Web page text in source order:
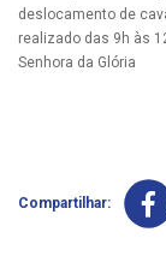
deslocamento de
realizado das 9h às
Senhora da Glória
Compartilhar: